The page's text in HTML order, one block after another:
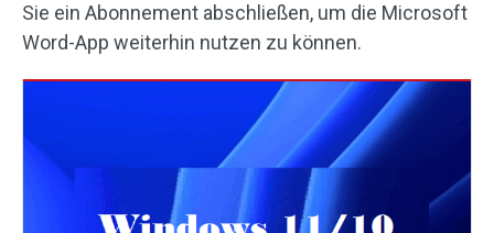
Sie ein Abonnement abschließen, um die Microsoft
Word-App weiterhin nutzen zu können.